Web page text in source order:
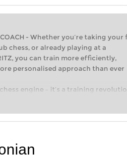
COACH - Whether you’re taking your
chess, or already playing at a
you can train more efficiently,
personalised approach than ever
engine – it’s a training
first steps into the world of club
and with a more personalised